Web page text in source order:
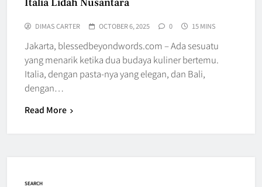
DIMAS CARTER OCTOBER 6, 2025 0 15 MINS
Jakarta, blessedbeyondwords.com – Ada sesuatu
yang menarik ketika dua budaya kuliner bertemu.
Italia, dengan pasta-nya yang elegan, dan Bali,
dengan…
Read More
SEARCH